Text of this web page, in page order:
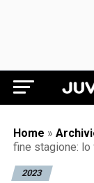
Home »
fine stagione: lo
2023